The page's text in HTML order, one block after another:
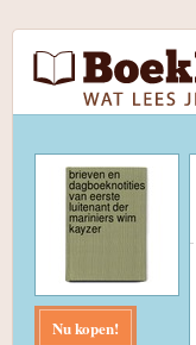
Nu kopen!